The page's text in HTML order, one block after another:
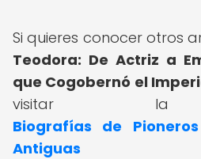
Si quieres conocer otros
Teodora: De Actriz a
que Cogobernó el
visitar la
Biografías de
Antiguas